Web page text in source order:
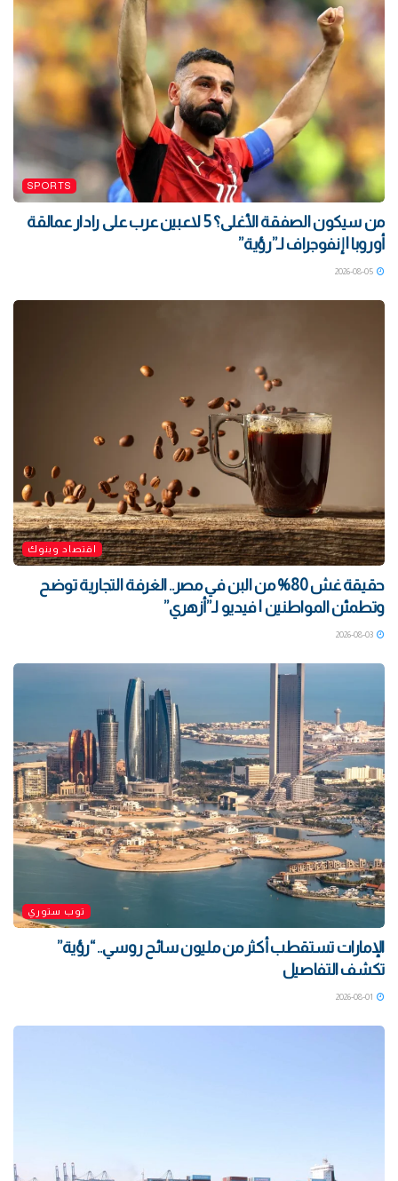
SPORTS
من سيكون الصفقة الأغلى؟ 5 لاعبين عرب على رادار عمالقة
أوروبا | إنفوجراف لـ”رؤية”
اقتصاد وبنوك
حقيقة غش 80% من البن في مصر.. الغرفة التجارية توضح
وتطمئن المواطنين | فيديو لـ”أزهري”
توب ستوري
الإمارات تستقطب أكثر من مليون سائح روسي.. “رؤية”
تكشف التفاصيل